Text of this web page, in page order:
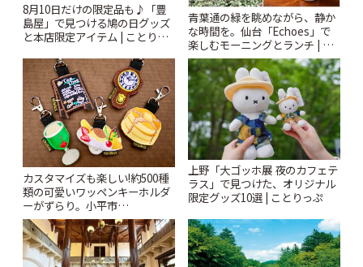
8月10日だけの限定品も♪「豊
島屋」で見つける鳩の日グッズ
と本店限定アイテム | ことりっ
青葉通の緑を眺めながら、静か
な時間を。仙台「Echoes」で
楽しむモーニングとランチ | こ
とりっぷ
カスタマイズも楽しい!約500種
類の可愛いワッペンキーホルダ
ーがずらり。小平市
「Kimamaya T&K」 | ことりっ
ぷ
上野「大ゴッホ展 夜のカフェテ
ラス」で見つけた、オリジナル
限定グッズ10選 | ことりっぷ